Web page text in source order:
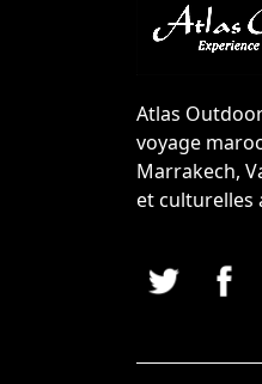
Atlas
voyage
Marrakech,
et culturelles